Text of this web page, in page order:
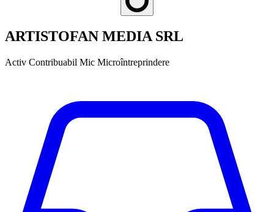
ARTISTOFAN MEDIA SRL
Activ Contribuabil Mic Microîntreprindere